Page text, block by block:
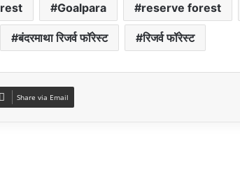
Goalpara reserve forest
बंदरमाथा रिजर्व फॉरेस्ट रिजर्व फॉरेस्ट
Share via Email